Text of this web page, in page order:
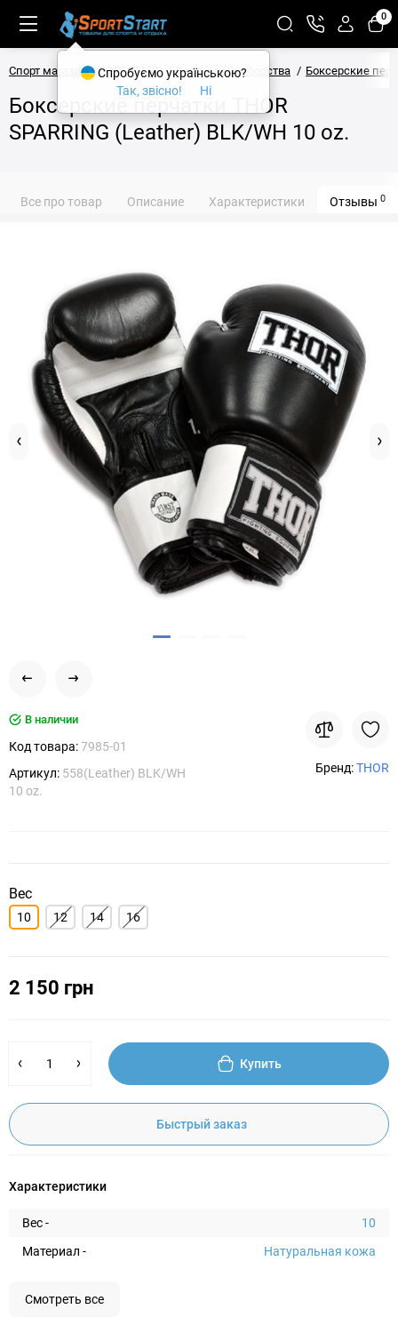
0
Спорт магазин SPORTSTART Бокс и единоборства Боксерские
Боксерские перчатки THOR
SPARRING (Leather) BLK/WH 10 oz.
Все про товар Описание Характеристики Отзывы 0
В наличии
Код товара:7985-01
Артикул: 558(Leather) BLK/WH
10 oz.
Бренд:THOR
Вес
10 12 14 16
2 150 грн
Купить
Быстрый заказ
Характеристики
Вес -
10
Материал -
Натуральная кожа
Смотреть все
Спробуємо українською?
Так, звісно!
Ні